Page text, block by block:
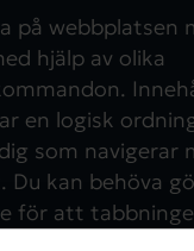
på webbplatsen
hjälp av olika
en logisk
som navigerar
kan behöva
för att
fungera optimalt.